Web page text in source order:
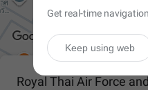
Royal Thai Air Force
Get real-time
Keep using web